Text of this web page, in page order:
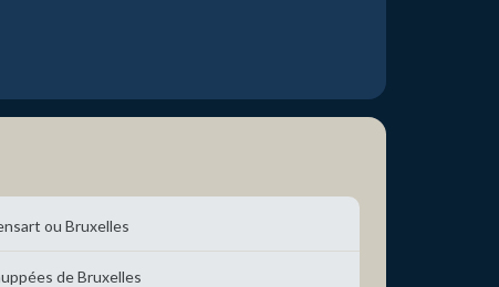
ou Bruxelles
de Bruxelles